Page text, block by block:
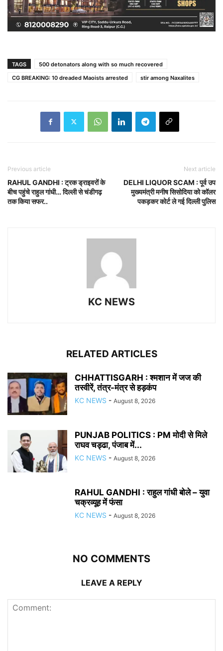
TAGS
500 detonators along with so much recovered
CG BREAKING: 10 dreaded Maoists arrested
stir among Naxalites
Previous article
RAHUL GANDHI : ट्रक ड्राइवरों के
बीच पहुंचे राहुल गांधी… दिल्ली से चंडीगढ़
तक किया सफर..
Next article
DELHI LIQUOR SCAM : पूर्व उप
मुख्यमंत्री मनीष सिसोदिया को कॉलर
पकड़कर कोर्ट ले गई दिल्ली पुलिस
KC NEWS
RELATED ARTICLES
CHHATTISGARH : श्मशान में जज की
तस्वीरें, तंत्र-मंत्र से हड़कंप
KC NEWS - August 8, 2026
PUNJAB POLITICS : PM मोदी से मिले
राघव चड्ढा, पंजाब में...
KC NEWS - August 8, 2026
RAHUL GANDHI : राहुल गांधी बोले – युवा
चक्रव्यूह में फंसा
KC NEWS - August 8, 2026
NO COMMENTS
LEAVE A REPLY